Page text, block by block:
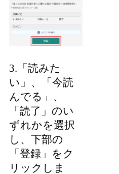
3.「読みた
い」、「今読
んでる」、
「読了」のい
ずれかを選択
し、下部の
「登録」をク
リックしま